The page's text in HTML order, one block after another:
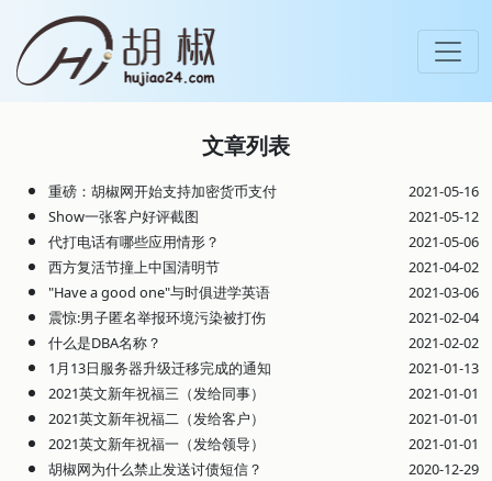
文章列表
重磅：胡椒网开始支持加密货币支付
2021-05-16
Show一张客户好评截图
2021-05-12
代打电话有哪些应用情形？
2021-05-06
西方复活节撞上中国清明节
2021-04-02
"Have a good one"与时俱进学英语
2021-03-06
震惊:男子匿名举报环境污染被打伤
2021-02-04
什么是DBA名称？
2021-02-02
1月13日服务器升级迁移完成的通知
2021-01-13
2021英文新年祝福三（发给同事）
2021-01-01
2021英文新年祝福二（发给客户）
2021-01-01
2021英文新年祝福一（发给领导）
2021-01-01
胡椒网为什么禁止发送讨债短信？
2020-12-29